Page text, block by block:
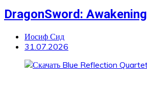
DragonSword: Awakening
Иосиф Сид
31.07.2026